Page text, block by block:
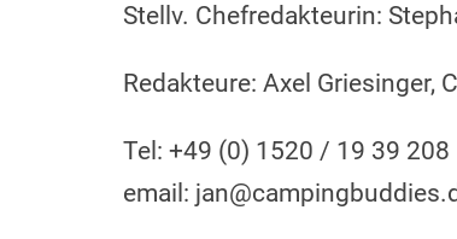
Stellv. Chefredakteurin:
Redakteure: Axel Griesinger,
Tel: +49 (0) 1520 / 19 39 208
email: